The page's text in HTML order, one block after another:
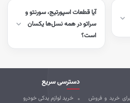
آیا قطعات اسپورتیج، سورنتو و
سراتو در همه نسل‌ها یکسان
دسترسی سریع
خرید لوازم یدکی خودرو